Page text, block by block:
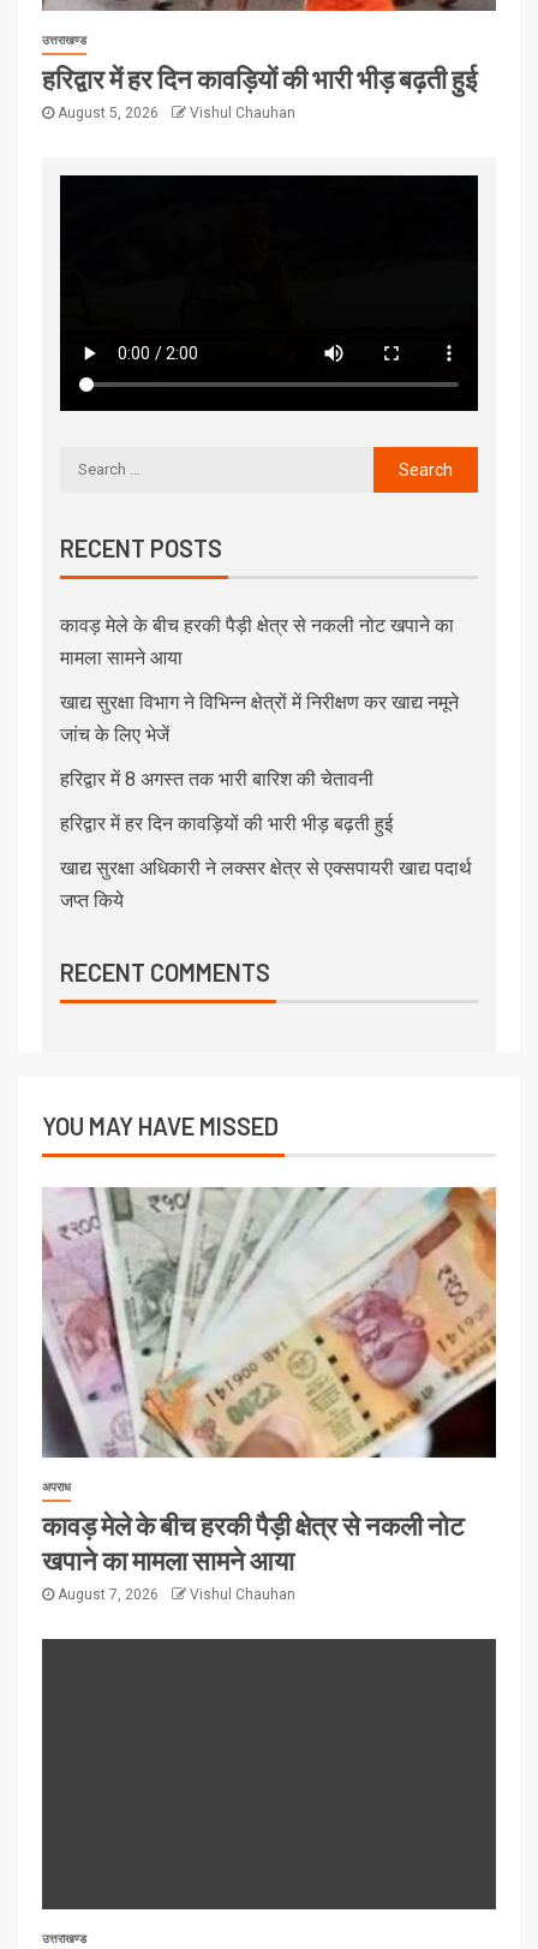
उत्तराखण्ड
हरिद्वार में हर दिन कावड़ियों की भारी भीड़ बढ़ती हुई
August 5, 2026 Vishul Chauhan
RECENT POSTS
कावड़ मेले के बीच हरकी पैड़ी क्षेत्र से नकली नोट खपाने का
मामला सामने आया
खाद्य सुरक्षा विभाग ने विभिन्न क्षेत्रों में निरीक्षण कर खाद्य नमूने
जांच के लिए भेजें
हरिद्वार में 8 अगस्त तक भारी बारिश की चेतावनी
हरिद्वार में हर दिन कावड़ियों की भारी भीड़ बढ़ती हुई
खाद्य सुरक्षा अधिकारी ने लक्सर क्षेत्र से एक्सपायरी खाद्य पदार्थ
जप्त किये
RECENT COMMENTS
YOU MAY HAVE MISSED
अपराध
कावड़ मेले के बीच हरकी पैड़ी क्षेत्र से नकली नोट
खपाने का मामला सामने आया
August 7, 2026 Vishul Chauhan
उत्तराखण्ड